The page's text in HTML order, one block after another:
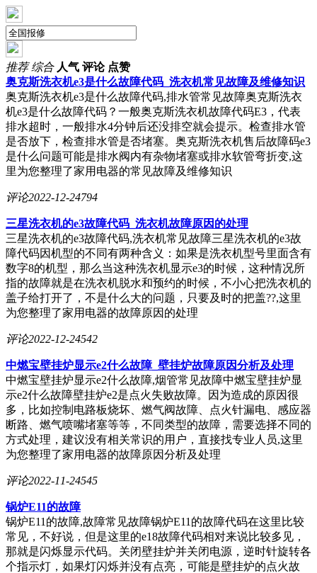
推荐 综合 人气 评论 点赞
奥克斯洗衣机e3是什么故障代码_洗衣机常见故障及维修知识
奥克斯洗衣机e3是什么故障代码,排水管常见故障奥克斯洗衣
机e3是什么故障代码？一般奥克斯洗衣机故障代码E3，代表
排水超时，一般排水4分钟后还没排空就会提示。检查排水管
是否放下，检查排水管是否堵塞。奥克斯洗衣机售后故障码e3
是什么问题可能是排水阀内有杂物堵塞或排水软管弯折变,这
里为您整理了家用电器的常见故障及维修知识
评论2022-12-24794
三星洗衣机的e3故障代码_洗衣机故障原因的处理
三星洗衣机的e3故障代码,洗衣机常见故障三星洗衣机的e3故
障代码因机型的不同有两种含义：如果是洗衣机型号里面含有
数字8的机型，那么当这种洗衣机显示e3的时候，这种情况所
指的故障就是在洗衣机脱水和预约的时候，不小心把洗衣机的
盖子给打开了，不是什么大的问题，只要及时的把盖??,这里
为您整理了家用电器的故障原因的处理
评论2022-12-24542
中燃宝壁挂炉显示e2什么故障_壁挂炉故障原因分析及处理
中燃宝壁挂炉显示e2什么故障,烟管常见故障中燃宝壁挂炉显
示e2什么故障壁挂炉e2是点火失败故障。因为造成的原因很
多，比如控制电路板烧坏、燃气阀故障、点火针漏电、感应器
断路、燃气喷嘴堵塞等等，不同类型的故障，需要选择不同的
方式处理，建议没有相关常识的用户，直接找专业人员,这里
为您整理了家用电器的故障原因分析及处理
评论2022-11-24545
锅炉E11的故障
锅炉E11的故障,故障常见故障锅炉E11的故障代码在这里比较
常见，不好说，但是这里的e18故障代码相对来说比较多见，
那就是闪烁显示代码。关闭壁挂炉并关闭电源，逆时针旋转各
个指示灯，如果灯闪烁并没有点亮，可能是壁挂炉的点火故